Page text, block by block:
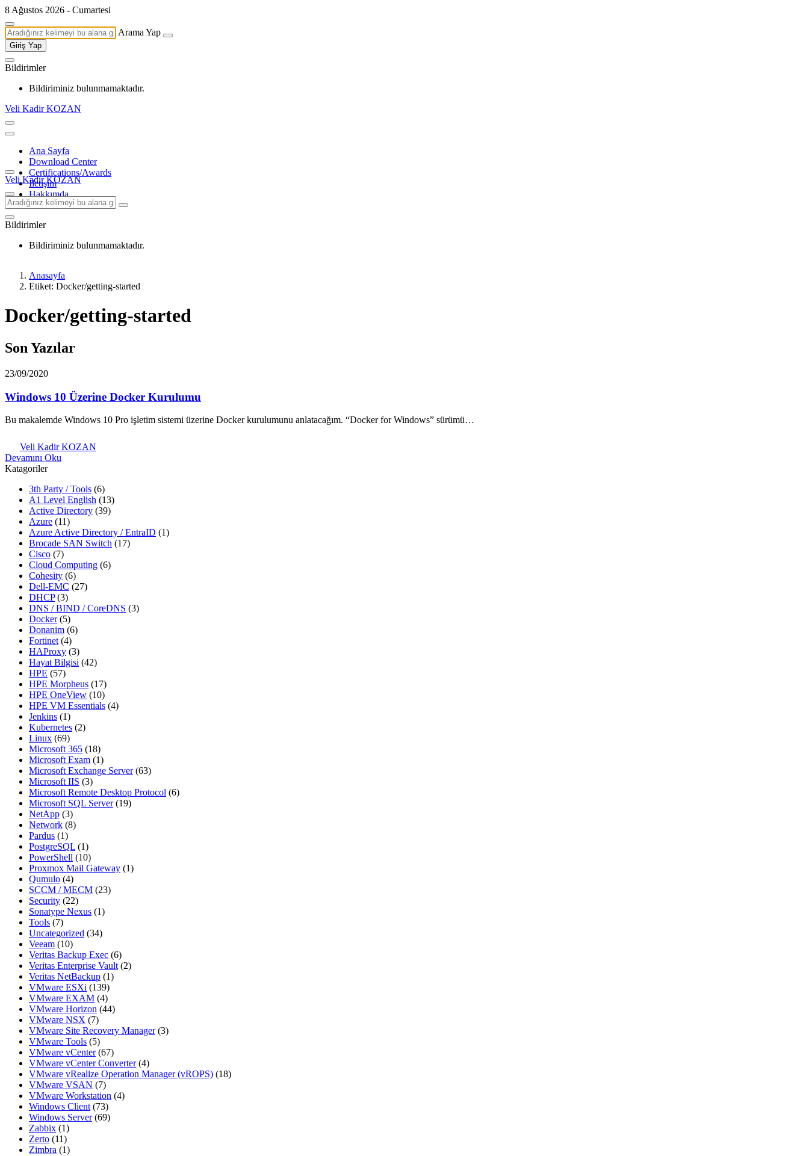
8 Ağustos 2026 - Cumartesi
Arama Yap
Giriş Yap
Bildirimler
Bildiriminiz bulunmamaktadır.
Veli Kadir KOZAN
Ana Sayfa
Download Center
Certifications/Awards
İletişim
Hakkımda
Veli Kadir KOZAN
Bildirimler
Bildiriminiz bulunmamaktadır.
Anasayfa
Etiket: Docker/getting-started
Docker/getting-started
Son Yazılar
23/09/2020
Windows 10 Üzerine Docker Kurulumu
Bu makalemde Windows 10 Pro işletim sistemi üzerine Docker kurulumunu anlatacağım. “Docker for Windows” sürümü…
Veli Kadir KOZAN
Devamını Oku
Katagoriler
3th Party / Tools (6)
A1 Level English (13)
Active Directory (39)
Azure (11)
Azure Active Directory / EntraID (1)
Brocade SAN Switch (17)
Cisco (7)
Cloud Computing (6)
Cohesity (6)
Dell-EMC (27)
DHCP(3)
DNS / BIND / CoreDNS (3)
Docker(5)
Donanim (6)
Fortinet (4)
HAProxy (3)
Hayat Bilgisi (42)
HPE (57)
HPE Morpheus (17)
HPE OneView (10)
HPE VM Essentials (4)
Jenkins (1)
Kubernetes (2)
Linux (69)
Microsoft 365 (18)
Microsoft Exam (1)
Microsoft Exchange Server(63)
Microsoft IIS (3)
Microsoft Remote Desktop Protocol (6)
Microsoft SQL Server(19)
NetApp (3)
Network (8)
Pardus (1)
PostgreSQL (1)
PowerShell (10)
Proxmox Mail Gateway (1)
Qumulo (4)
SCCM / MECM (23)
Security (22)
Sonatype Nexus (1)
Tools (7)
Uncategorized (34)
Veeam (10)
Veritas Backup Exec (6)
Veritas Enterprise Vault (2)
Veritas NetBackup (1)
VMware ESXi (139)
VMware EXAM (4)
VMware Horizon (44)
VMware NSX (7)
VMware Site Recovery Manager(3)
VMware Tools (5)
VMware vCenter(67)
VMware vCenter Converter(4)
VMware vRealize Operation Manager (vROPS) (18)
VMware VSAN (7)
VMware Workstation (4)
Windows Client (73)
Windows Server(69)
Zabbix (1)
Zerto (11)
Zimbra (1)